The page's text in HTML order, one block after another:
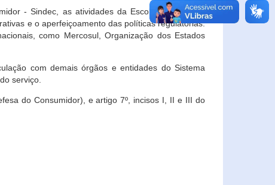
- Sindec, as atividades da Escola Nacional de
e o aperfeiçoamento das políticas regulatórias.
como Mercosul, Organização dos Estados
com demais órgãos e entidades do Sistema
serviço.
do Consumidor), e artigo 7º, incisos I, II e III do